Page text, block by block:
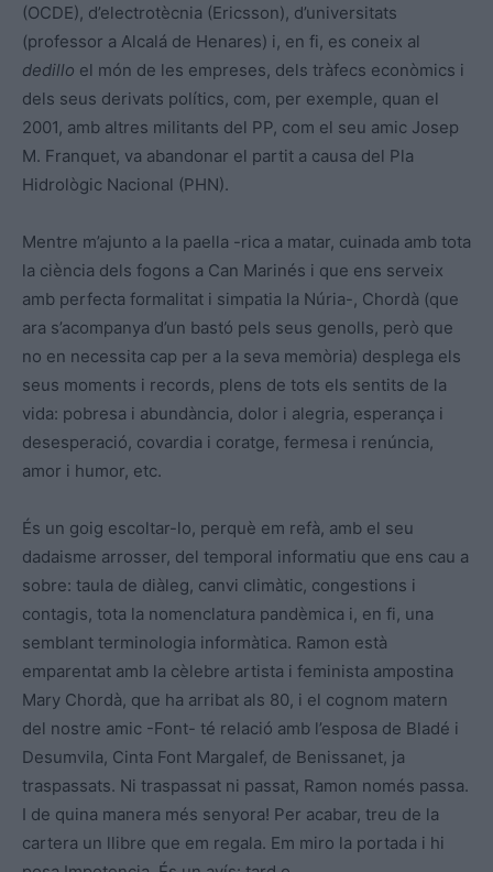
(OCDE), d’electrotècnia (Ericsson), d’universitats
(professor a Alcalá de Henares) i, en fi, es coneix al
dedillo el món de les empreses, dels tràfecs econòmics i
dels seus derivats polítics, com, per exemple, quan el
2001, amb altres militants del PP, com el seu amic Josep
M. Franquet, va abandonar el partit a causa del Pla
Hidrològic Nacional (PHN).
Mentre m’ajunto a la paella -rica a matar, cuinada amb tota
la ciència dels fogons a Can Marinés i que ens serveix
amb perfecta formalitat i simpatia la Núria-, Chordà (que
ara s’acompanya d’un bastó pels seus genolls, però que
no en necessita cap per a la seva memòria) desplega els
seus moments i records, plens de tots els sentits de la
vida: pobresa i abundància, dolor i alegria, esperança i
desesperació, covardia i coratge, fermesa i renúncia,
amor i humor, etc.
És un goig escoltar-lo, perquè em refà, amb el seu
dadaisme arrosser, del temporal informatiu que ens cau a
sobre: taula de diàleg, canvi climàtic, congestions i
contagis, tota la nomenclatura pandèmica i, en fi, una
semblant terminologia informàtica. Ramon està
emparentat amb la cèlebre artista i feminista ampostina
Mary Chordà, que ha arribat als 80, i el cognom matern
del nostre amic -Font- té relació amb l’esposa de Bladé i
Desumvila, Cinta Font Margalef, de Benissanet, ja
traspassats. Ni traspassat ni passat, Ramon només passa.
I de quina manera més senyora! Per acabar, treu de la
cartera un llibre que em regala. Em miro la portada i hi